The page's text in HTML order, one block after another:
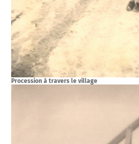
Procession à travers le village